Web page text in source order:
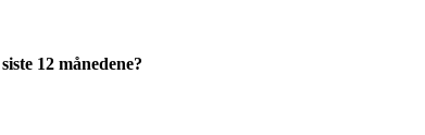
12 månedene?